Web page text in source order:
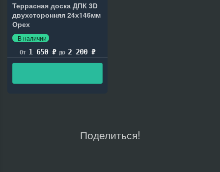
Террасная доска ДПК 3D
двухсторонняя 24х146мм
Орех
В наличии
От 1 650 ₽до 2 200 ₽
Поделиться!